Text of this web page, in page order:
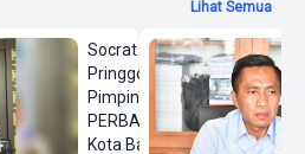
Lihat Semua
Socrat
Pringgodanu
Pimpin
PERBASI
Kota Bandar